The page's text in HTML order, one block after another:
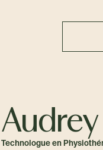
Technologue en